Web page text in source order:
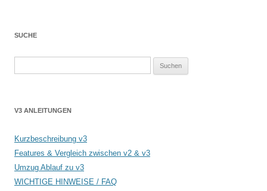
SUCHE
V3 ANLEITUNGEN
Kurzbeschreibung v3
Features & Vergleich zwischen v2 & v3
Umzug Ablauf zu v3
WICHTIGE HINWEISE / FAQ